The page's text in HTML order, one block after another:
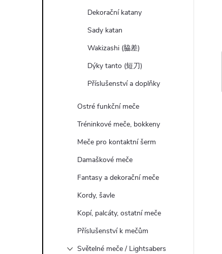
Dekorační katany
Sady katan
Wakizashi (脇差)
Dýky tanto (短刀)
Příslušenství a doplňky
Ostré funkční meče
Tréninkové meče, bokkeny
Meče pro kontaktní šerm
Damaškové meče
Fantasy a dekorační meče
Kordy, šavle
Kopí, palcáty, ostatní meče
Příslušenství k mečům
Světelné meče / Lightsabers